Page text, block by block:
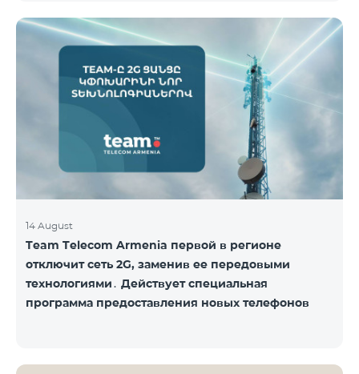
12 месяцев при условии 12-месячной подписки։
Название пакета Стандартная цена Стоимость со
скидкой на 1–12 месяцев COSMO 4 9900
Региональный 9900 драм/мес 7425 драм/мес С
подробным описанием включённых услуг COSMO
14 August
Team Telecom Armenia первой в регионе
отключит сеть 2G, заменив ее передовыми
технологиями․ Действует специальная
программа предоставления новых телефонов